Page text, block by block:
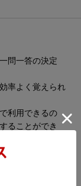
問一答の決定
率よく覚えられ
利用できるの
ることができ